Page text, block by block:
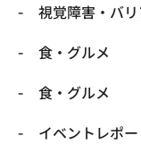
視覚障害・バ
​食・グルメ
​食・グルメ
イベントレポー